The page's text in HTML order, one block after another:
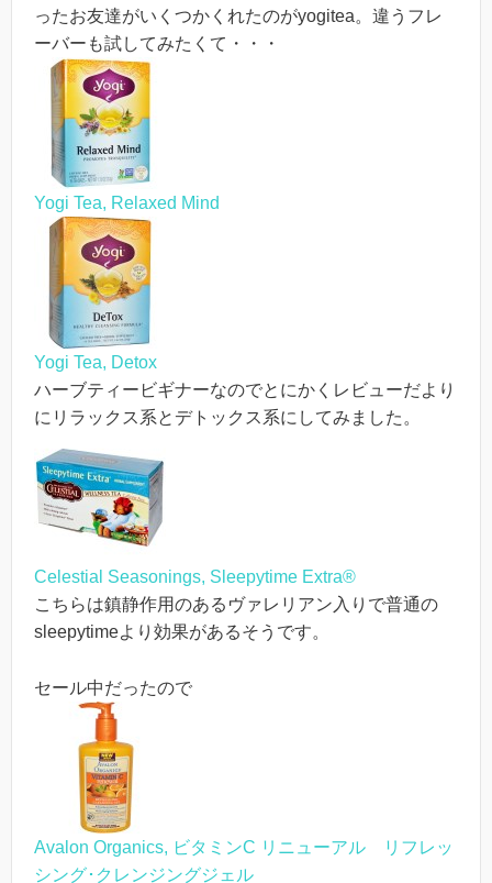
ったお友達がいくつかくれたのがyogitea。違うフレ
ーバーも試してみたくて・・・
Yogi Tea, Relaxed Mind
Yogi Tea, Detox
ハーブティービギナーなのでとにかくレビューだより
にリラックス系とデトックス系にしてみました。
Celestial Seasonings, Sleepytime Extra®
こちらは鎮静作用のあるヴァレリアン入りで普通の
sleepytimeより効果があるそうです。
セール中だったので
Avalon Organics, ビタミンC リニューアル リフレッ
シング･クレンジングジェル